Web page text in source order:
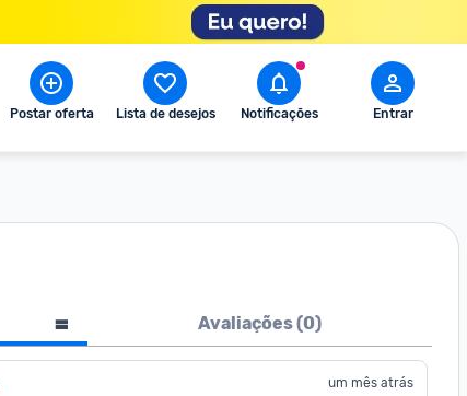
Postar oferta Lista de desejos Notificações Entrar
Avaliações (0)
um mês atrás